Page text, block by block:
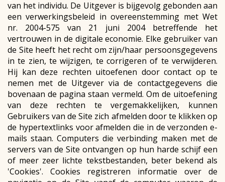
van het individu. De Uitgever is bijgevolg gebonden aan
een verwerkingsbeleid in overeenstemming met Wet
nr. 2004-575 van 21 juni 2004 betreffende het
vertrouwen in de digitale economie. Elke gebruiker van
de Site heeft het recht om zijn/haar persoonsgegevens
in te zien, te wijzigen, te corrigeren of te verwijderen.
Hij kan deze rechten uitoefenen door contact op te
nemen met de Uitgever via de contactgegevens die
bovenaan de pagina staan ​​vermeld. Om de uitoefening
van deze rechten te vergemakkelijken, kunnen
Gebruikers van de Site zich afmelden door te klikken op
de hypertextlinks voor afmelden die in de verzonden e-
mails staan. Computers die verbinding maken met de
servers van de Site ontvangen op hun harde schijf een
of meer zeer lichte tekstbestanden, beter bekend als
'Cookies'. Cookies registreren informatie over de